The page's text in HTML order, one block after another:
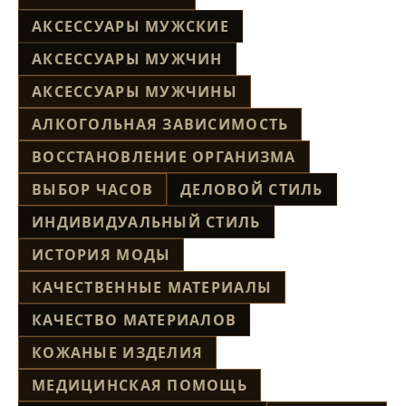
АКСЕССУАРЫ МУЖСКИЕ
АКСЕССУАРЫ МУЖЧИН
АКСЕССУАРЫ МУЖЧИНЫ
АЛКОГОЛЬНАЯ ЗАВИСИМОСТЬ
ВОССТАНОВЛЕНИЕ ОРГАНИЗМА
ВЫБОР ЧАСОВ
ДЕЛОВОЙ СТИЛЬ
ИНДИВИДУАЛЬНЫЙ СТИЛЬ
ИСТОРИЯ МОДЫ
КАЧЕСТВЕННЫЕ МАТЕРИАЛЫ
КАЧЕСТВО МАТЕРИАЛОВ
КОЖАНЫЕ ИЗДЕЛИЯ
МЕДИЦИНСКАЯ ПОМОЩЬ